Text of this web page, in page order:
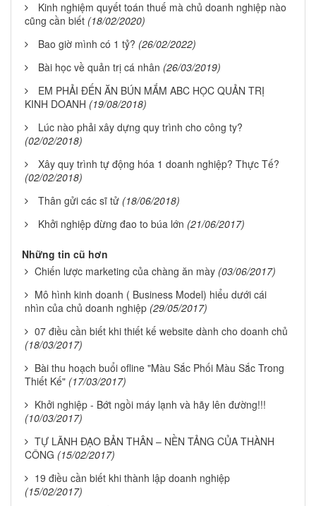
Kinh nghiệm quyết toán thuế mà chủ doanh nghiệp nào
cũng cần biết (18/02/2020)
Bao giờ mình có 1 tỷ? (26/02/2022)
Bài học về quản trị cá nhân (26/03/2019)
EM PHẢI ĐẾN ĂN BÚN MẮM ABC HỌC QUẢN TRỊ
KINH DOANH (19/08/2018)
Lúc nào phải xây dựng quy trình cho công ty?
(02/02/2018)
Xây quy trình tự động hóa 1 doanh nghiệp? Thực Tế?
(02/02/2018)
Thân gửi các sĩ tử (18/06/2018)
Khởi nghiệp đừng đao to búa lớn (21/06/2017)
Những tin cũ hơn
Chiến lược marketing của chàng ăn mày (03/06/2017)
Mô hình kinh doanh ( Business Model) hiểu dưới cái
nhìn của chủ doanh nghiệp (29/05/2017)
07 điều cần biết khi thiết kế website dành cho doanh chủ
(18/03/2017)
Bài thu hoạch buổi ofline "Màu Sắc Phối Màu Sắc Trong
Thiết Kế" (17/03/2017)
Khởi nghiệp - Bớt ngồi máy lạnh và hãy lên đường!!!
(10/03/2017)
TỰ LÃNH ĐẠO BẢN THÂN – NỀN TẢNG CỦA THÀNH
CÔNG (15/02/2017)
19 điều cần biết khi thành lập doanh nghiệp
(15/02/2017)